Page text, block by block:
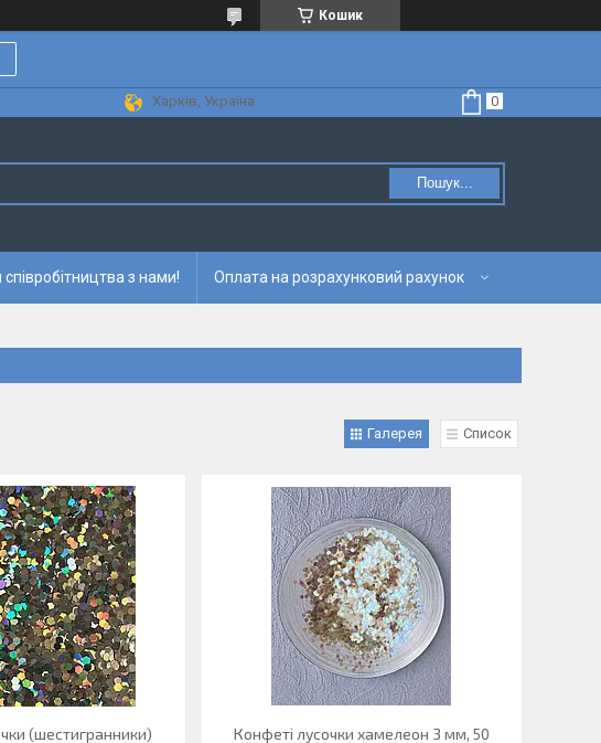
Кошик
Харків, Україна
Пошук...
з нами! Оплата на розрахунковий рахунок
Галерея Список
(шестигранники)
Конфеті лусочки хамелеон 3 мм, 50